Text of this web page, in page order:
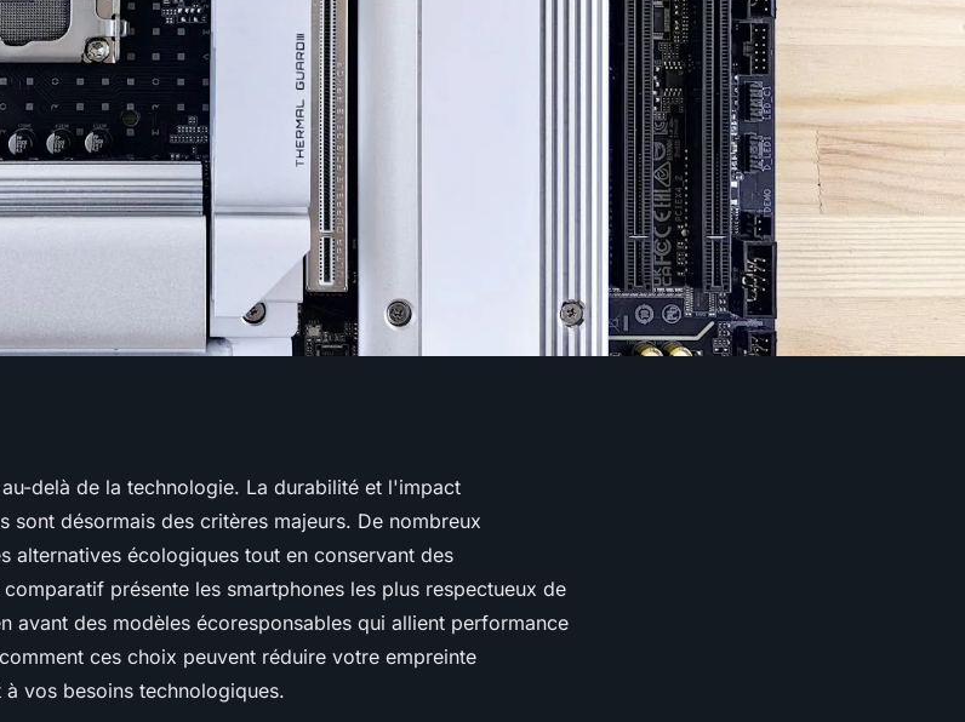
Les choix
delà de la technologie. La durabilité et l'impact
sont désormais des critères majeurs. De nombreux
alternatives écologiques tout en conservant des
présente les smartphones les plus respectueux de
avant des modèles écoresponsables qui allient performance
ces choix peuvent réduire votre empreinte
vos besoins technologiques.